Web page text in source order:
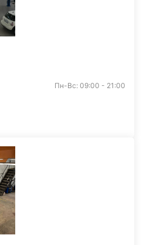
Пн-Вс: 09:00 - 21:00